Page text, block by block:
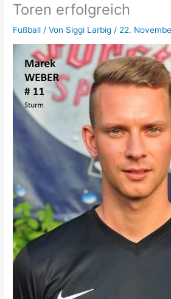
Toren erfolgreich
Fußball / Von Siggi Larbig / 22.